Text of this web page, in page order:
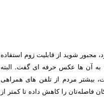
شوید از قابلیت زوم استفاده
به آن ها عکس حرفه ای گفت. البته
بیشتر مردم از تلفن های همراهی
فاصله‌تان را کاهش داده تا کمتر از